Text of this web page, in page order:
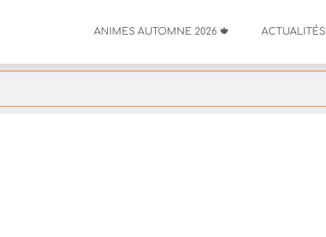
ANIMES AUTOMNE 2026 🍁 ACTUALITÉS